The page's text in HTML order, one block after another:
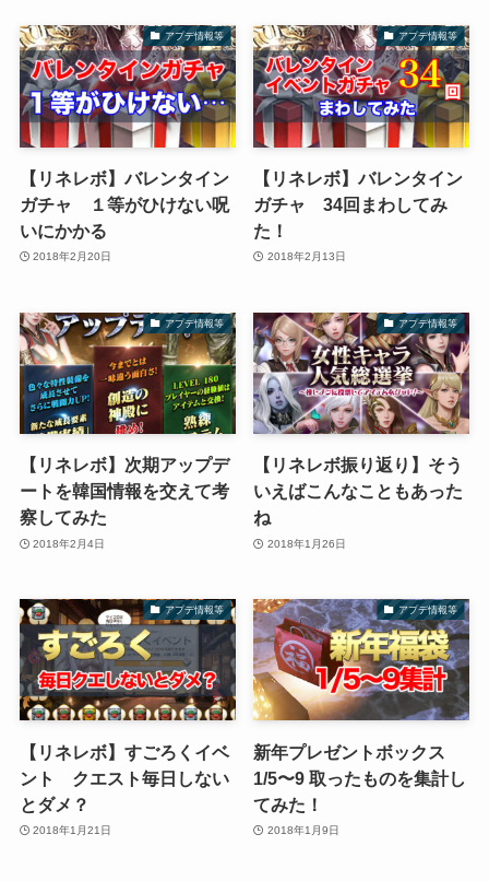
アプデ情報等
【リネレボ】バレンタイン
ガチャ １等がひけない呪
いにかかる
2018年2月20日
アプデ情報等
【リネレボ】バレンタイン
ガチャ 34回まわしてみ
た！
2018年2月13日
アプデ情報等
【リネレボ】次期アップデ
ートを韓国情報を交えて考
察してみた
2018年2月4日
アプデ情報等
【リネレボ振り返り】そう
いえばこんなこともあった
ね
2018年1月26日
アプデ情報等
【リネレボ】すごろくイベ
ント クエスト毎日しない
とダメ？
2018年1月21日
アプデ情報等
新年プレゼントボックス
1/5〜9 取ったものを集計し
てみた！
2018年1月9日